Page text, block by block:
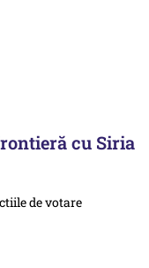
cu Siria